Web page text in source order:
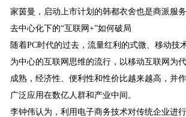
家茵曼，启动上市计划的韩都衣舍也是商派服务
去中心化下的“互联网+”如何破局
随着PC时代的过去，流量红利的式微、移动技
为中心的互联网思维的流行，以移动互联网为
成熟，经济性、便利性和性价比越来越高，并
广泛应用在数亿人群和产业中间。
李钟伟认为，利用电子商务技术对传统企业进